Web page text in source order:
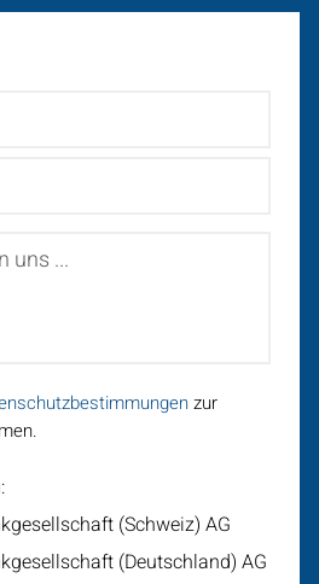
zur
(Schweiz) AG
(Deutschland) AG